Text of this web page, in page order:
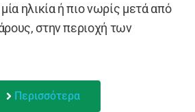
ηλικία ή πιo νωρίς μετά από
στην περιοχή των
Περισσότερα